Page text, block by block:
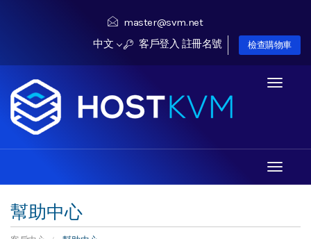
master@svm.net
中文
客戶登入 註冊名號 檢查購物車
Toggle
Toggle
幫助中心